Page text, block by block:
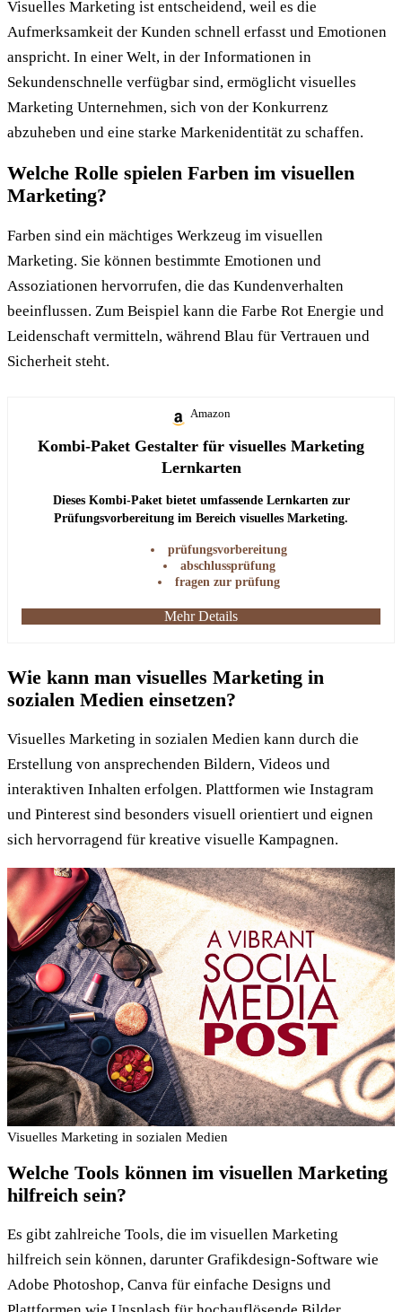
Visuelles Marketing ist entscheidend, weil es die
Aufmerksamkeit der Kunden schnell erfasst und Emotionen
anspricht. In einer Welt, in der Informationen in
Sekundenschnelle verfügbar sind, ermöglicht visuelles
Marketing Unternehmen, sich von der Konkurrenz
abzuheben und eine starke Markenidentität zu schaffen.
Welche Rolle spielen Farben im visuellen
Marketing?
Farben sind ein mächtiges Werkzeug im visuellen
Marketing. Sie können bestimmte Emotionen und
Assoziationen hervorrufen, die das Kundenverhalten
beeinflussen. Zum Beispiel kann die Farbe Rot Energie und
Leidenschaft vermitteln, während Blau für Vertrauen und
Sicherheit steht.
Amazon
Kombi-Paket Gestalter für visuelles Marketing
Lernkarten
Dieses Kombi-Paket bietet umfassende Lernkarten zur
Prüfungsvorbereitung im Bereich visuelles Marketing.
prüfungsvorbereitung
abschlussprüfung
fragen zur prüfung
Mehr Details
Wie kann man visuelles Marketing in
sozialen Medien einsetzen?
Visuelles Marketing in sozialen Medien kann durch die
Erstellung von ansprechenden Bildern, Videos und
interaktiven Inhalten erfolgen. Plattformen wie Instagram
und Pinterest sind besonders visuell orientiert und eignen
sich hervorragend für kreative visuelle Kampagnen.
Visuelles Marketing in sozialen Medien
Welche Tools können im visuellen Marketing
hilfreich sein?
Es gibt zahlreiche Tools, die im visuellen Marketing
hilfreich sein können, darunter Grafikdesign-Software wie
Adobe Photoshop, Canva für einfache Designs und